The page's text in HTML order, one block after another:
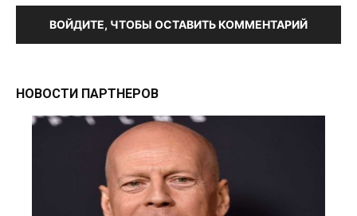
ВОЙДИТЕ, ЧТОБЫ ОСТАВИТЬ КОММЕНТАРИЙ
НОВОСТИ ПАРТНЕРОВ